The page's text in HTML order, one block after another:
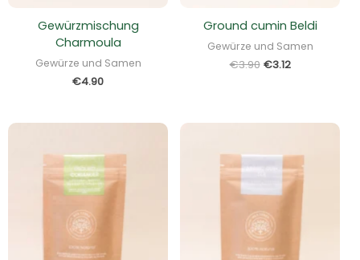
Gewürzmischung
Charmoula
Gewürze und Samen
€4.90
Ground cumin Beldi
Gewürze und Samen
€3.90 €3.12